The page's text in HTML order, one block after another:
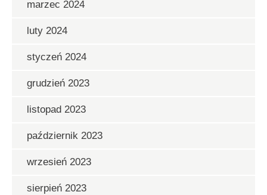
marzec 2024
luty 2024
styczeń 2024
grudzień 2023
listopad 2023
październik 2023
wrzesień 2023
sierpień 2023